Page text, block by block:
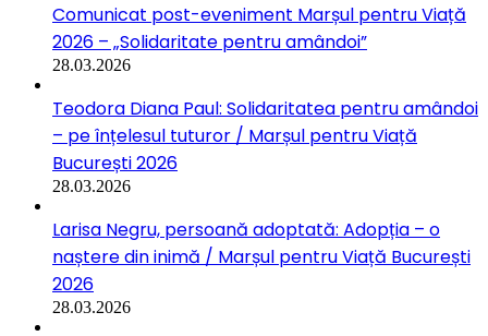
Comunicat post-eveniment Marșul pentru Viață
2026 – „Solidaritate pentru amândoi”
28.03.2026
Teodora Diana Paul: Solidaritatea pentru amândoi
– pe înțelesul tuturor / Marșul pentru Viață
București 2026
28.03.2026
Larisa Negru, persoană adoptată: Adopția – o
naștere din inimă / Marșul pentru Viață București
2026
28.03.2026